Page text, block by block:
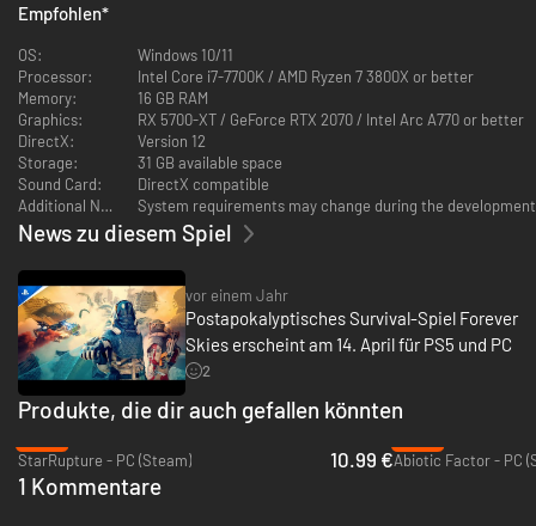
Dank deiner wissenschaftlichen Kenntnisse und Fähigkeiten kannst du
Objekte und lerne aus der Dekonstruktion verlorener Technologie.
Erforsche neue Arten der Nahrungsbeschaffung und Rohstoffgewinnung,
entdecke neue Werkzeuge und erhöhe deine Überlebenschancen.
PLÜNDERE DIE RUINEN AM HIMMEL
Empfohlen*
OS:
Windows 10/11
Processor:
Intel Core i7-7700K / AMD Ryzen 7 3800X or better
Memory:
16 GB RAM
Graphics:
RX 5700-XT / GeForce RTX 2070 / Intel Arc A770 or better
DirectX:
Version 12
Storage:
31 GB available space
Sound Card:
DirectX compatible
Additional Notes:
System requirements may change during the
News zu diesem Spiel
vor einem Jahr
Postapokalyptisches Survival-Spiel Forever
Skies erscheint am 14. April für PS5 und PC
2
Produkte, die dir auch gefallen könnten
StarRupture - PC (Steam)
10.99 €Abiotic Factor - PC
1 Kommentare